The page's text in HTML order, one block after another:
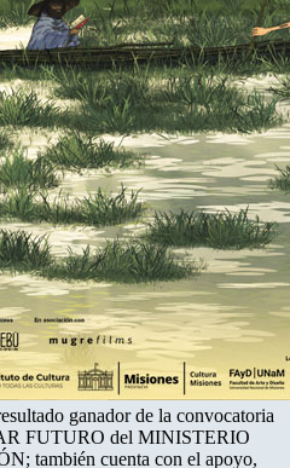
ganador de la convocatoria
FUTURO del MINISTERIO
también cuenta con el apoyo,